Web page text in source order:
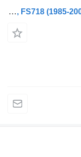
نظام قلاب Zepro 50214 لـ الشاحنات Volvo FL, FL6, FL7, FL10, FL12, FS718 (1985-2005)